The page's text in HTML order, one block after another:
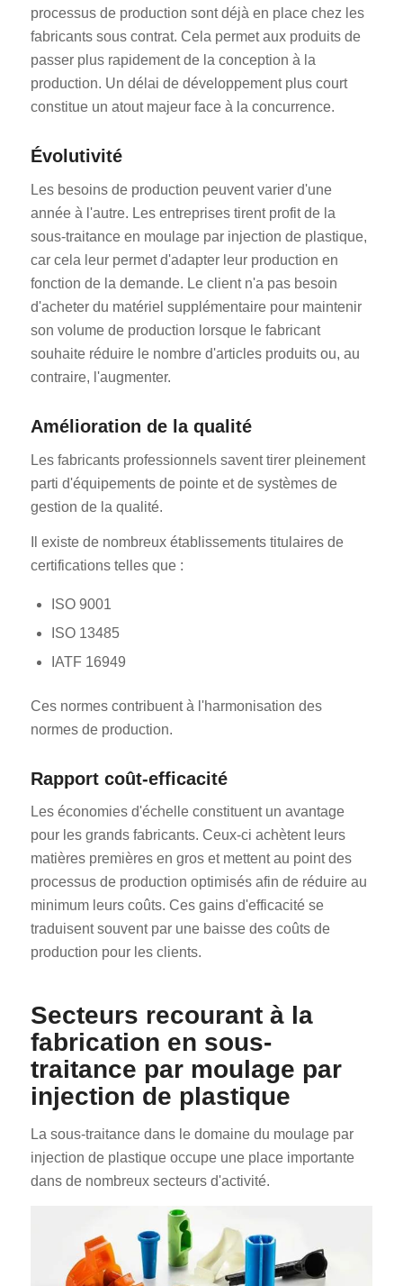
processus de production sont déjà en place chez les
fabricants sous contrat. Cela permet aux produits de
passer plus rapidement de la conception à la
production. Un délai de développement plus court
constitue un atout majeur face à la concurrence.
Évolutivité
Les besoins de production peuvent varier d'une
année à l'autre. Les entreprises tirent profit de la
sous-traitance en moulage par injection de plastique,
car cela leur permet d'adapter leur production en
fonction de la demande. Le client n'a pas besoin
d'acheter du matériel supplémentaire pour maintenir
son volume de production lorsque le fabricant
souhaite réduire le nombre d'articles produits ou, au
contraire, l'augmenter.
Amélioration de la qualité
Les fabricants professionnels savent tirer pleinement
parti d'équipements de pointe et de systèmes de
gestion de la qualité.
Il existe de nombreux établissements titulaires de
certifications telles que :
ISO 9001
ISO 13485
IATF 16949
Ces normes contribuent à l'harmonisation des
normes de production.
Rapport coût-efficacité
Les économies d'échelle constituent un avantage
pour les grands fabricants. Ceux-ci achètent leurs
matières premières en gros et mettent au point des
processus de production optimisés afin de réduire au
minimum leurs coûts. Ces gains d'efficacité se
traduisent souvent par une baisse des coûts de
production pour les clients.
Secteurs recourant à la
fabrication en sous-
traitance par moulage par
injection de plastique
La sous-traitance dans le domaine du moulage par
injection de plastique occupe une place importante
dans de nombreux secteurs d'activité.